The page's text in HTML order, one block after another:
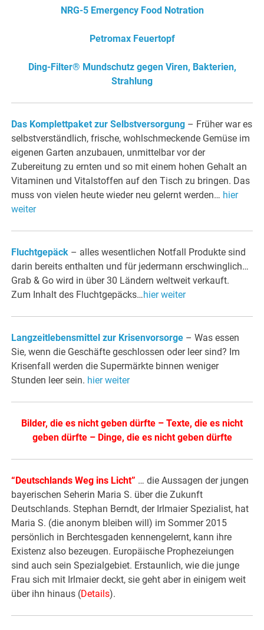
NRG-5 Emergency Food Notration
Petromax Feuertopf
Ding-Filter® Mundschutz gegen Viren, Bakterien,
Strahlung
Das Komplettpaket zur Selbstversorgung – Früher war es
selbstverständlich, frische, wohlschmeckende Gemüse im
eigenen Garten anzubauen, unmittelbar vor der
Zubereitung zu ernten und so mit einem hohen Gehalt an
Vitaminen und Vitalstoffen auf den Tisch zu bringen. Das
muss von vielen heute wieder neu gelernt werden… hier
weiter
Fluchtgepäck – alles wesentlichen Notfall Produkte sind
darin bereits enthalten und für jedermann erschwinglich…
Grab & Go wird in über 30 Ländern weltweit verkauft.
Zum Inhalt des Fluchtgepäcks…hier weiter
Langzeitlebensmittel zur Krisenvorsorge – Was essen
Sie, wenn die Geschäfte geschlossen oder leer sind? Im
Krisenfall werden die Supermärkte binnen weniger
Stunden leer sein. hier weiter
Bilder, die es nicht geben dürfte – Texte, die es nicht
geben dürfte– Dinge, die es nicht geben dürfte
“Deutschlands Weg ins Licht” … die Aussagen der jungen
bayerischen Seherin Maria S. über die Zukunft
Deutschlands. Stephan Berndt, der Irlmaier Spezialist, hat
Maria S. (die anonym bleiben will) im Sommer 2015
persönlich in Berchtesgaden kennengelernt, kann ihre
Existenz also bezeugen. Europäische Prophezeiungen
sind auch sein Spezialgebiet. Erstaunlich, wie die junge
Frau sich mit Irlmaier deckt, sie geht aber in einigem weit
über ihn hinaus (Details).